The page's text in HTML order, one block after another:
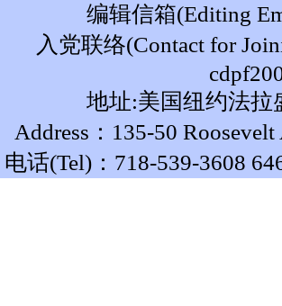
编辑信箱(Editing
入党联络(Contact for
地址:美国纽约法拉
Address：135-50
电话(Tel)：718-539-3608